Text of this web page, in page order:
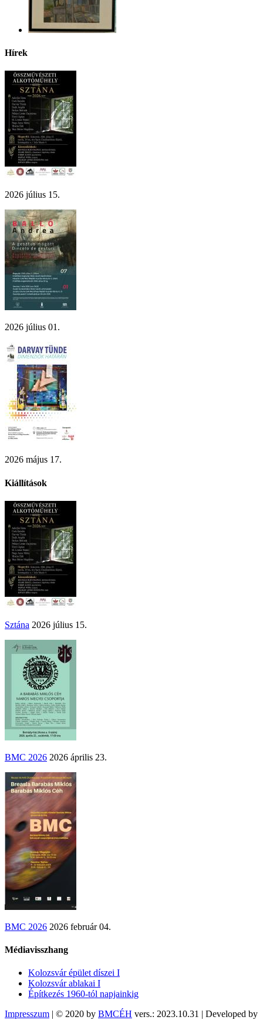
Hírek
2026 július 15.
2026 július 01.
2026 május 17.
Kiállítások
Sztána 2026 július 15.
BMC 2026 2026 április 23.
BMC 2026 2026 február 04.
Médiavisszhang
Kolozsvár épület díszei I
Kolozsvár ablakai I
Építkezés 1960-tól napjainkig
Impresszum | © 2020 by BMCÉH vers.: 2023.10.31 | Developed by